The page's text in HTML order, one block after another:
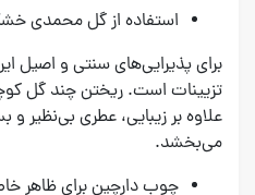
استفاده از گل محمدی
برای پذیرایی‌های سنتی و اصیل
تزیینات است. ریختن چند گل
علاوه بر زیبایی، عطری بی‌نظیر
می‌بخشد.
چوب دارچین برای ظاهر